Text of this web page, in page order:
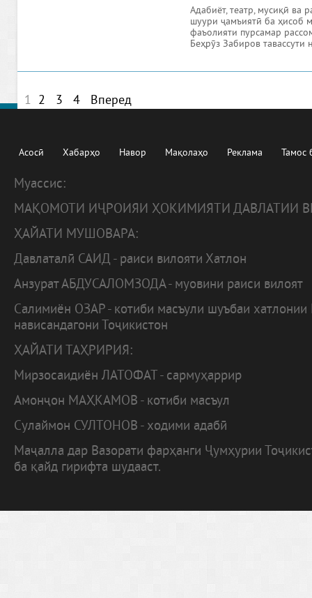
Адабиёт, театр, мусиқӣ ва
шуури ҷамъиятӣ ба ҳисоб
фаъолияти пурсамар
Беҳрӯз Забиров тавассути
1 2 3 4 Вперед
Асосӣ Хабарҳо Навор Мақолаҳо Реклама Тамос
Муассис:
МАҚОМОТИ ИҶРОИЯИ ҲОКИМИЯТИ ДАВЛАТИИ
ҲАЙАТИ МУШОВАРА:
Давлаталӣ САИД - раиси вилояти Хатлон
Анзурат АБДУСАЛОМЗОДА - муовини раиси вилоят
Салимиён ОЗАР - котиби масъули шуъбаи
нависандагони Тоҷикистон
ҲАЙАТИ ТАҲРИРИЯ:
Мирзосаидиён ЛАТОФАТ - сармуҳаррир
Амонҷон МАҲКАМОВ - котиби масъул
Сулаймон СУЛТОНОВ - ходими адабӣ
Маҷалла дар Вазорати фарҳанги Ҷумҳурии
ба қайд гирифта шудааст.